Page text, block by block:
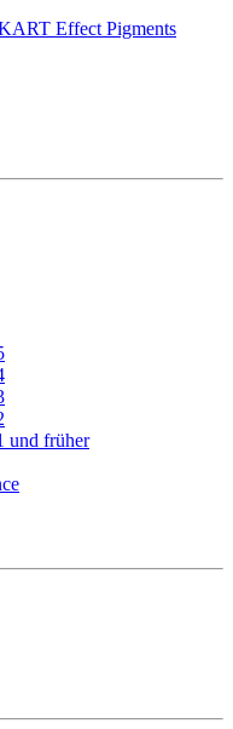
und früher